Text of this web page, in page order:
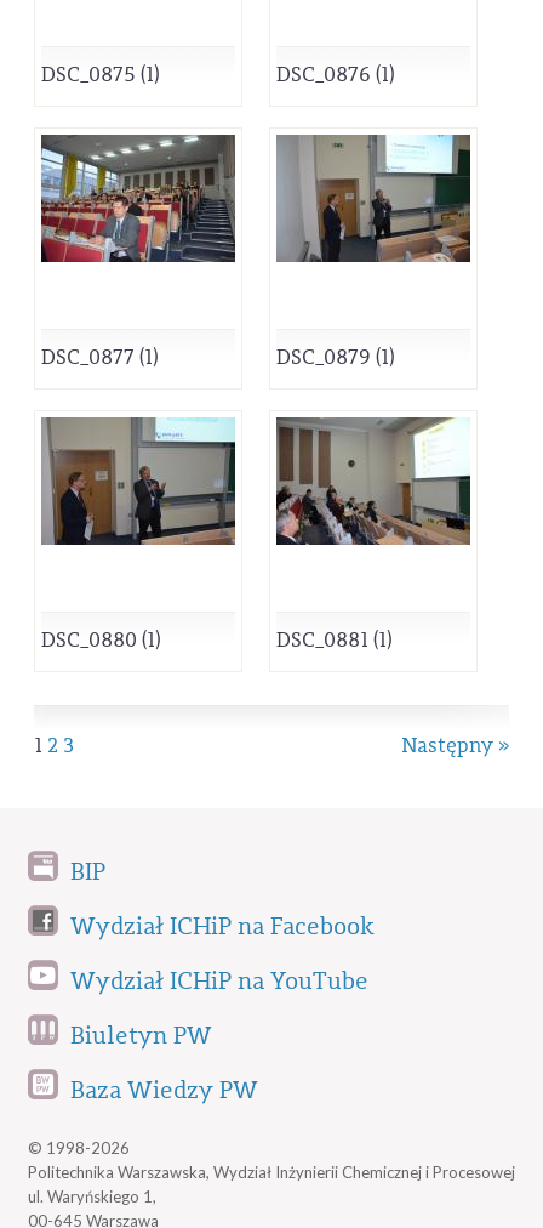
DSC_0875 (1) DSC_0876 (1)
DSC_0877 (1) DSC_0879 (1)
DSC_0880 (1) DSC_0881 (1)
Następny »
1 2 3
BIP
Wydział ICHiP na Facebook
Wydział ICHiP na YouTube
Biuletyn PW
Baza Wiedzy PW
© 1998-2026
Politechnika Warszawska, Wydział Inżynierii Chemicznej i Procesowej
ul. Waryńskiego 1,
00-645 Warszawa